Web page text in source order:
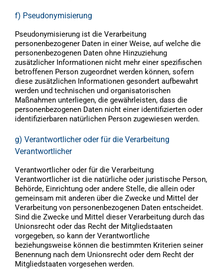
f) Pseudonymisierung
Pseudonymisierung ist die Verarbeitung
personenbezogener Daten in einer Weise, auf welche die
personenbezogenen Daten ohne Hinzuziehung
zusätzlicher Informationen nicht mehr einer spezifischen
betroffenen Person zugeordnet werden können, sofern
diese zusätzlichen Informationen gesondert aufbewahrt
werden und technischen und organisatorischen
Maßnahmen unterliegen, die gewährleisten, dass die
personenbezogenen Daten nicht einer identifizierten oder
identifizierbaren natürlichen Person zugewiesen werden.
g) Verantwortlicher oder für die Verarbeitung
Verantwortlicher
Verantwortlicher oder für die Verarbeitung
Verantwortlicher ist die natürliche oder juristische Person,
Behörde, Einrichtung oder andere Stelle, die allein oder
gemeinsam mit anderen über die Zwecke und Mittel der
Verarbeitung von personenbezogenen Daten entscheidet.
Sind die Zwecke und Mittel dieser Verarbeitung durch das
Unionsrecht oder das Recht der Mitgliedstaaten
vorgegeben, so kann der Verantwortliche
beziehungsweise können die bestimmten Kriterien seiner
Benennung nach dem Unionsrecht oder dem Recht der
Mitgliedstaaten vorgesehen werden.